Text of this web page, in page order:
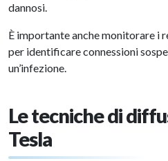
dannosi.
È importante anche monitorare i
per identificare connessioni
un’infezione.
Le tecniche di
Tesla